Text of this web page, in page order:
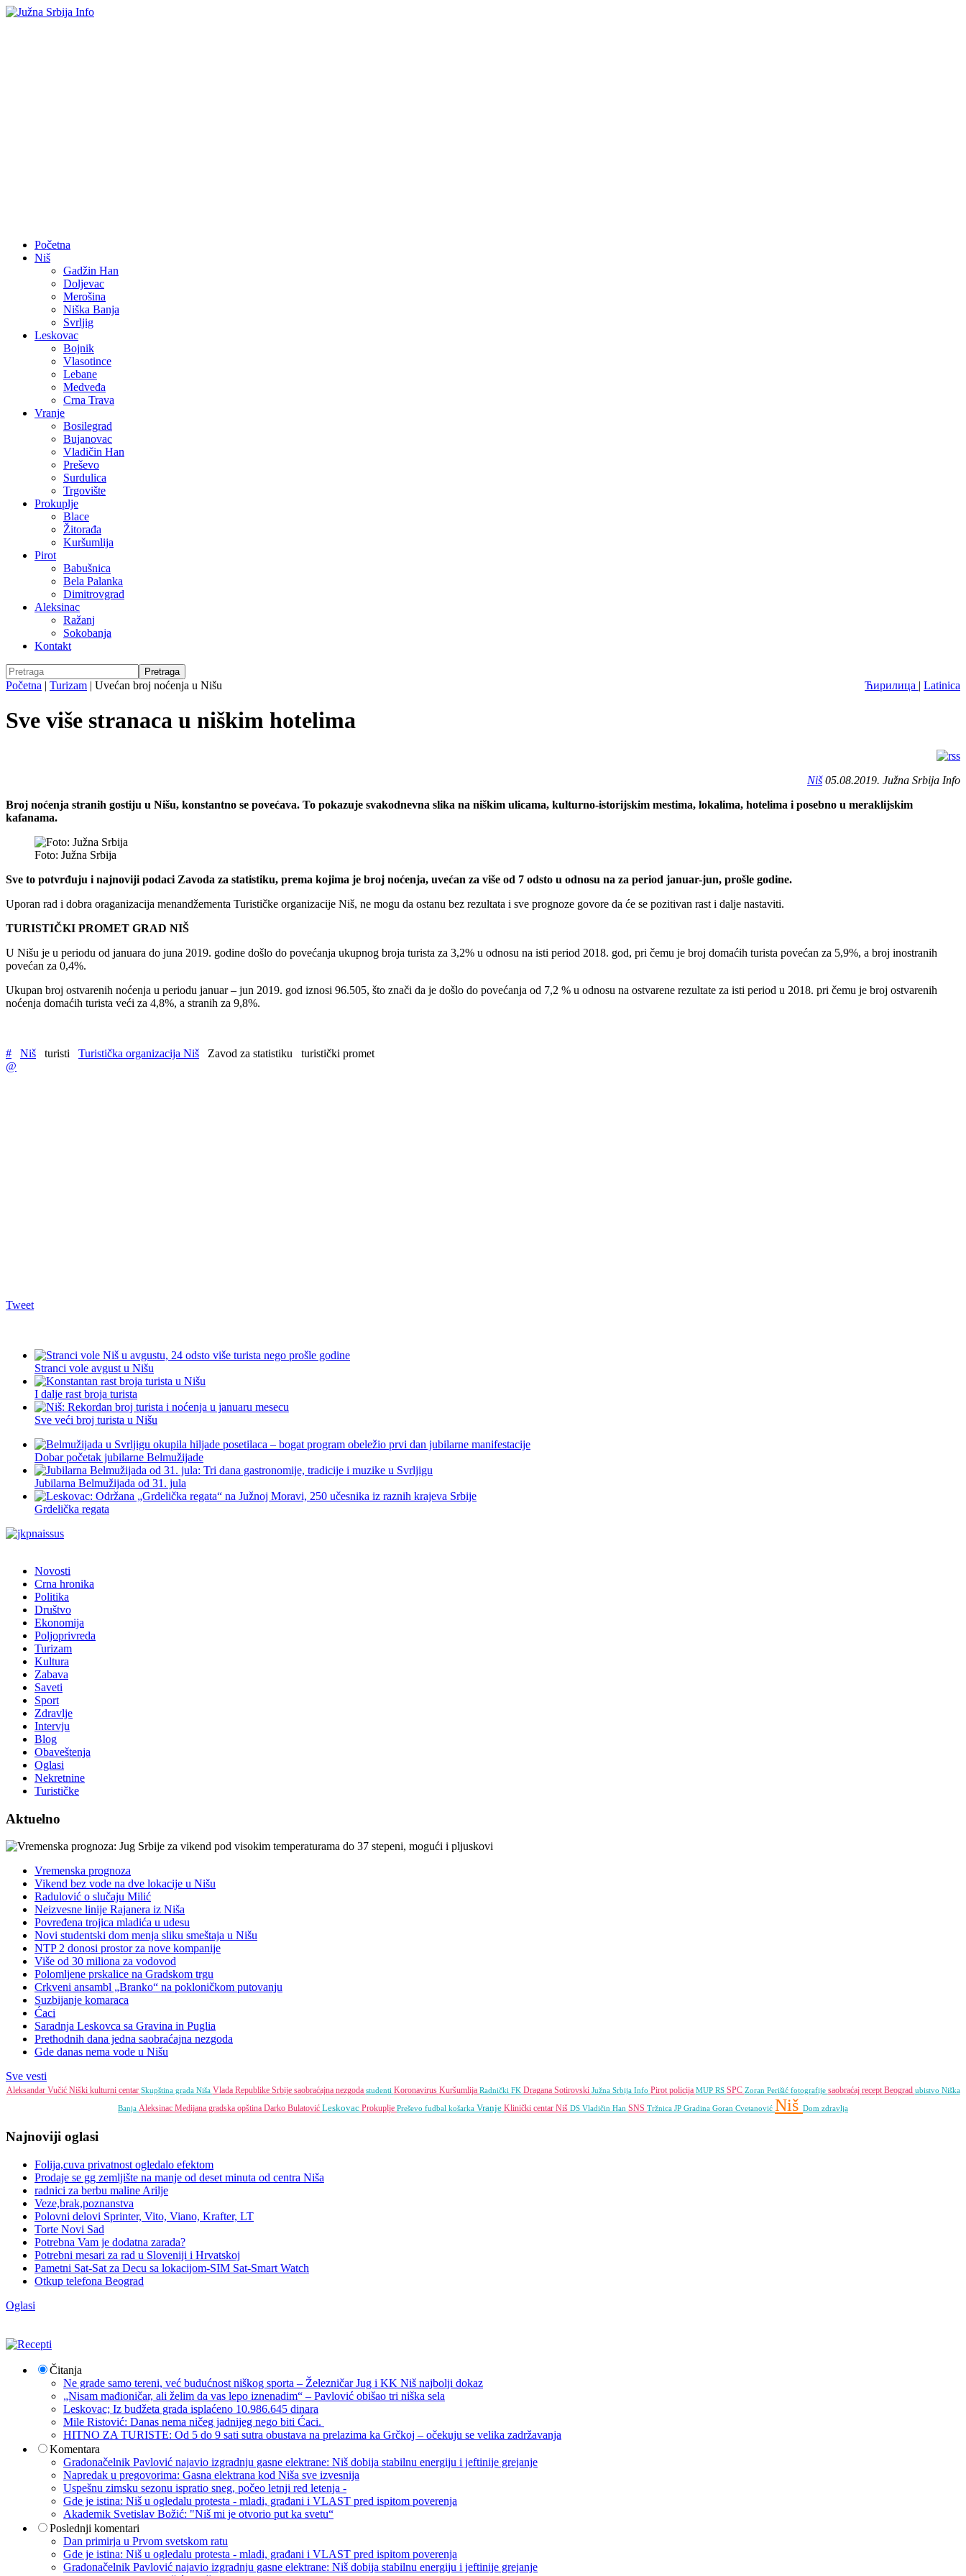
Početna
Niš
Gadžin Han
Doljevac
Merošina
Niška Banja
Svrljig
Leskovac
Bojnik
Vlasotince
Lebane
Medveđa
Crna Trava
Vranje
Bosilegrad
Bujanovac
Vladičin Han
Preševo
Surdulica
Trgovište
Prokuplje
Blace
Žitorađa
Kuršumlija
Pirot
Babušnica
Bela Palanka
Dimitrovgrad
Aleksinac
Ražanj
Sokobanja
Kontakt
Ћирилица | Latinica
Početna | Turizam | Uvećan broj noćenja u Nišu
Sve više stranaca u niškim hotelima
Niš05.08.2019. Južna Srbija Info
Broj noćenja stranih gostiju u Nišu, konstantno se povećava. To pokazuje svakodnevna slika na niškim ulicama, kulturno-istorijskim mestima, lokalima, hotelima i posebno u meraklijskim
kafanama.
Foto: Južna Srbija
Sve to potvrđuju i najnoviji podaci Zavoda za statistiku, prema kojima je broj noćenja, uvećan za više od 7 odsto u odnosu na za period januar-jun, prošle godine.
Uporan rad i dobra oraganizacija menandžementa Turističke organizacije Niš, ne mogu da ostanu bez rezultata i sve prognoze govore da će se pozitivan rast i dalje nastaviti.
TURISTIČKI PROMET GRAD NIŠ
U Nišu je u periodu od januara do juna 2019. godine došlo do povećanja ukupnog broja turista za 3,2% u odnosu na isti period 2018. god, pri čemu je broj domaćih turista povećan za 5,9%, a broj inostranih
povećan za 0,4%.
Ukupan broj ostvarenih noćenja u periodu januar – jun 2019. god iznosi 96.505, što znači da je došlo do povećanja od 7,2 % u odnosu na ostvarene rezultate za isti period u 2018. pri čemu je broj ostvarenih
noćenja domaćih turista veći za 4,8%, a stranih za 9,8%.
# Niš turisti Turistička organizacija Niš Zavod za statistiku
turistički promet
@
Tweet
Stranci vole avgust u Nišu
I dalje rast broja turista
Sve veći broj turista u Nišu
Dobar početak jubilarne Belmužijade
Jubilarna Belmužijada od 31. jula
Grdelička regata
Novosti
Crna hronika
Politika
Društvo
Ekonomija
Poljoprivreda
Turizam
Kultura
Zabava
Saveti
Sport
Zdravlje
Intervju
Blog
Obaveštenja
Oglasi
Nekretnine
Turističke
Aktuelno
Vremenska prognoza
Vikend bez vode na dve lokacije u Nišu
Radulović o slučaju Milić
Neizvesne linije Rajanera iz Niša
Povređena trojica mladića u udesu
Novi studentski dom menja sliku smeštaja u Nišu
NTP 2 donosi prostor za nove kompanije
Više od 30 miliona za vodovod
Polomljene prskalice na Gradskom trgu
Crkveni ansambl „Branko“ na pokloničkom putovanju
Suzbijanje komaraca
Ćaci
Saradnja Leskovca sa Gravina in Puglia
Prethodnih dana jedna saobraćajna nezgoda
Gde danas nema vode u Nišu
Sve vesti
Aleksandar Vučić Niški kulturni centar Skupština grada Niša Vlada Republike Srbije saobraćajna nezgoda studenti Koronavirus Kuršumlija Radnički FK Dragana Sotirovski Južna Srbija Info Pirotpolicija MUP RS SPC Zoran Perišić fotografije saobraćaj receptBeograd ubistvo Niška
Banja Aleksinac Medijana gradska opština Darko Bulatović Leskovac Prokuplje Preševo fudbal košarka Vranje Klinički centar Niš DS Vladičin Han SNS Tržnica JP Gradina Goran Cvetanović Niš Dom zdravlja
Najnoviji oglasi
Folija,cuva privatnost ogledalo efektom
Prodaje se gg zemljište na manje od deset minuta od centra Niša
radnici za berbu maline Arilje
Veze,brak,poznanstva
Polovni delovi Sprinter, Vito, Viano, Krafter, LT
Torte Novi Sad
Potrebna Vam je dodatna zarada?
Potrebni mesari za rad u Sloveniji i Hrvatskoj
Pametni Sat-Sat za Decu sa lokacijom-SIM Sat-Smart Watch
Otkup telefona Beograd
Oglasi
Čitanja
Ne grade samo tereni, već budućnost niškog sporta – Železničar Jug i KK Niš najbolji dokaz
„Nisam mađioničar, ali želim da vas lepo iznenadim“ – Pavlović obišao tri niška sela
Leskovac; Iz budžeta grada isplaćeno 10.986.645 dinara
Mile Ristović: Danas nema ničeg jadnijeg nego biti Ćaci.
HITNO ZA TURISTE: Od 5 do 9 sati sutra obustava na prelazima ka Grčkoj – očekuju se velika zadržavanja
Komentara
Gradonačelnik Pavlović najavio izgradnju gasne elektrane: Niš dobija stabilnu energiju i jeftinije grejanje
Napredak u pregovorima: Gasna elektrana kod Niša sve izvesnija
Uspešnu zimsku sezonu ispratio sneg, počeo letnji red letenja -
Gde je istina: Niš u ogledalu protesta - mladi, građani i VLAST pred ispitom poverenja
Akademik Svetislav Božić: "Niš mi je otvorio put ka svetu“
Poslednji komentari
Dan primirja u Prvom svetskom ratu
Gde je istina: Niš u ogledalu protesta - mladi, građani i VLAST pred ispitom poverenja
Gradonačelnik Pavlović najavio izgradnju gasne elektrane: Niš dobija stabilnu energiju i jeftinije grejanje